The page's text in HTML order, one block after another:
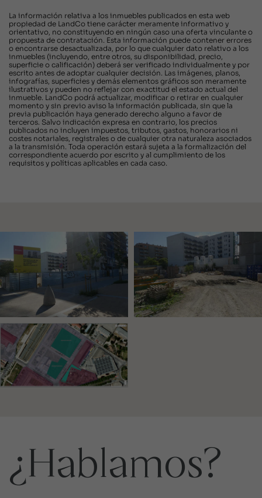
La información relativa a los inmuebles publicados en esta web
propiedad de LandCo tiene carácter meramente informativo y
orientativo, no constituyendo en ningún caso una oferta vinculante o
propuesta de contratación. Esta información puede contener errores
o encontrarse desactualizada, por lo que cualquier dato relativo a los
inmuebles (incluyendo, entre otros, su disponibilidad, precio,
superficie o calificación) deberá ser verificado individualmente y por
escrito antes de adoptar cualquier decisión. Las imágenes, planos,
infografías, superficies y demás elementos gráficos son meramente
ilustrativos y pueden no reflejar con exactitud el estado actual del
inmueble. LandCo podrá actualizar, modificar o retirar en cualquier
momento y sin previo aviso la información publicada, sin que la
previa publicación haya generado derecho alguno a favor de
terceros. Salvo indicación expresa en contrario, los precios
publicados no incluyen impuestos, tributos, gastos, honorarios ni
costes notariales, registrales o de cualquier otra naturaleza asociados
a la transmisión. Toda operación estará sujeta a la formalización del
correspondiente acuerdo por escrito y al cumplimiento de los
requisitos y políticas aplicables en cada caso.
¿Hablamos?